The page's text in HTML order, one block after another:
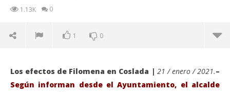
1.13K 0
1 0
Los efectos de Filomena en Coslada | 21 / enero / 2021.–
Según informan desde el Ayuntamiento, el alcalde